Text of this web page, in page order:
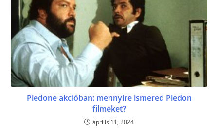
Piedone akcióban: mennyire ismered Piedon
filmeket?
április 11, 2024